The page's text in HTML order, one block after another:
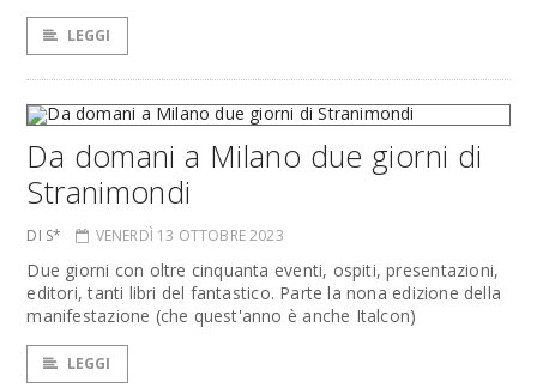
LEGGI
Da domani a Milano due giorni di
Stranimondi
DI S* VENERDÌ 13 OTTOBRE 2023
Due giorni con oltre cinquanta eventi, ospiti, presentazioni,
editori, tanti libri del fantastico. Parte la nona edizione della
manifestazione (che quest'anno è anche Italcon)
LEGGI